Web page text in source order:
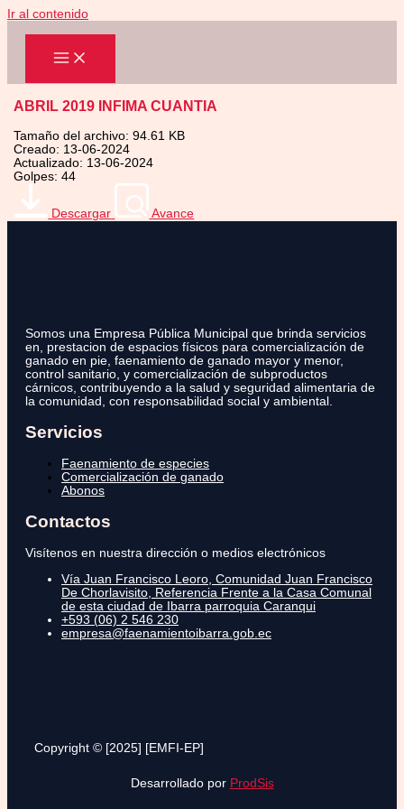
Ir al contenido
ABRIL 2019 INFIMA CUANTIA
Tamaño del archivo: 94.61 KB
Creado: 13-06-2024
Actualizado: 13-06-2024
Golpes: 44
Descargar Avance
Somos una Empresa Pública Municipal que brinda servicios
en, prestacion de espacios físicos para comercialización de
ganado en pie, faenamiento de ganado mayor y menor,
control sanitario, y comercialización de subproductos
cárnicos, contribuyendo a la salud y seguridad alimentaria de
la comunidad, con responsabilidad social y ambiental.
Servicios
Faenamiento de especies
Comercialización de ganado
Abonos
Contactos
Visítenos en nuestra dirección o medios electrónicos
Vía Juan Francisco Leoro, Comunidad Juan Francisco
De Chorlavisito, Referencia Frente a la Casa Comunal
de esta ciudad de Ibarra parroquia Caranqui
+593 (06) 2 546 230
empresa@faenamientoibarra.gob.ec
Copyright © [2025] [EMFI-EP]
Desarrollado por ProdSis